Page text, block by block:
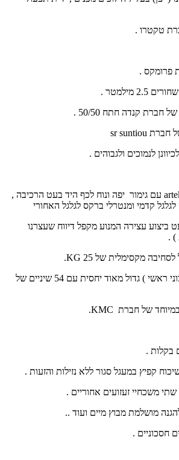
טקטרו .
פרומקס .
מילמטר .
חברת sr suntiou
לנמוכים ולגבוהים .
עם גימור יפה ונוח לכף היד בעט הרכיבה ,
קדמי ומנטרלי ברקס לגלגל האחורי
, בעט ביצוע עצירה המנוע מקפל דיווח שעצרנו
) .
מקסימלית של 25
KG
.
קראנק ( גלגל שיניים חיצוני ראשי ) גדול מאוד יחסית עם 54 שיניים של
של חברת KMC
.
בקלות .
קפיץ במעגל סגור ללא נזילות והזעות .
משכחיי זעזועים אחוריים .
מושלמת מבוץ מיים ועוד ..